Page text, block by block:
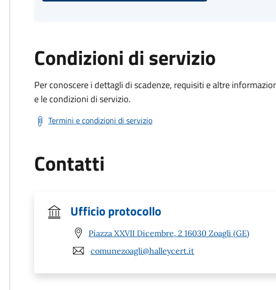
Condizioni di servizio
Per conoscere i dettagli di scadenze, requisiti e altre
e le condizioni di servizio.
Termini e condizioni di servizio
Contatti
Ufficio protocollo
Piazza XXVII Dicembre, 2 16030 Zoagli (GE)
comunezoagli@halleycert.it